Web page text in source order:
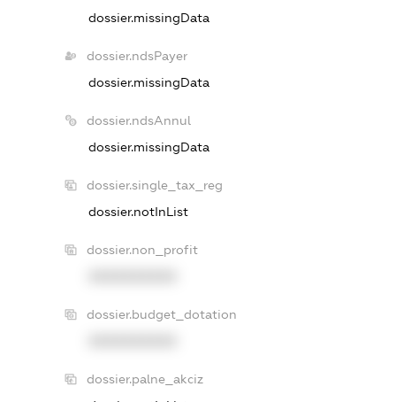
dossier.missingData
dossier.ndsPayer
dossier.missingData
dossier.ndsAnnul
dossier.missingData
dossier.single_tax_reg
dossier.notInList
dossier.non_profit
dossier.budget_dotation
dossier.palne_akciz